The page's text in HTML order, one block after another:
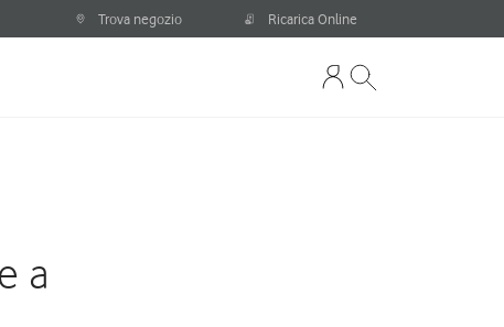
Trova negozio Ricarica Online
a